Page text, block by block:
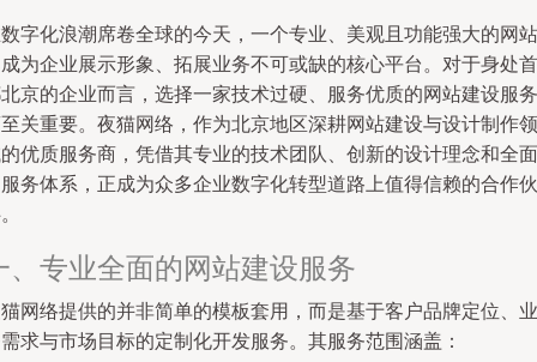
字化浪潮席卷全球的今天，一个专业、美观且功能强大的网站
为企业展示形象、拓展业务不可或缺的核心平台。对于身处首
京的企业而言，选择一家技术过硬、服务优质的网站建设服务
关重要。夜猫网络，作为北京地区深耕网站建设与设计制作领
优质服务商，凭借其专业的技术团队、创新的设计理念和全面
务体系，正成为众多企业数字化转型道路上值得信赖的合作伙
、专业全面的网站建设服务
网络提供的并非简单的模板套用，而是基于客户品牌定位、业
求与市场目标的定制化开发服务。其服务范围涵盖：